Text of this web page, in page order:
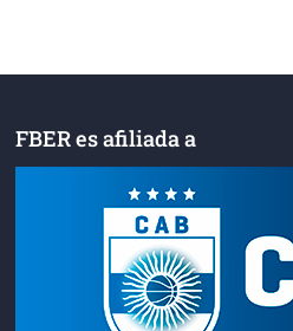
FBER es afiliada a